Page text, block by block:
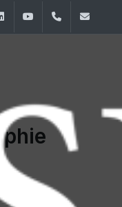
LinkedInYouTube+961 (1)